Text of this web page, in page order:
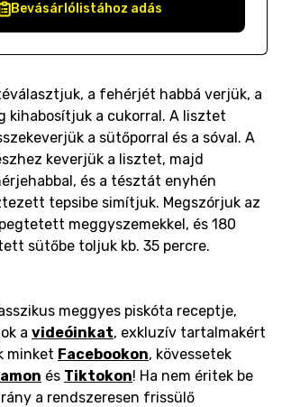
Bevásárlólistához adás
a fehérjét habbá verjük, a
kihabosítjuk a cukorral. A lisztet
a sütőporral és a sóval. A
keverjük a lisztet, majd
és a tésztát enyhén
tepsibe simítjuk. Megszórjuk az
meggyszemekkel, és 180
sütőbe toljuk kb. 35 percre.
meggyes piskóta receptje,
a videóinkat, exkluzív tartalmakért
minket Facebookon, kövessetek
és Tiktokon! Ha nem éritek be
a rendszeresen frissülő